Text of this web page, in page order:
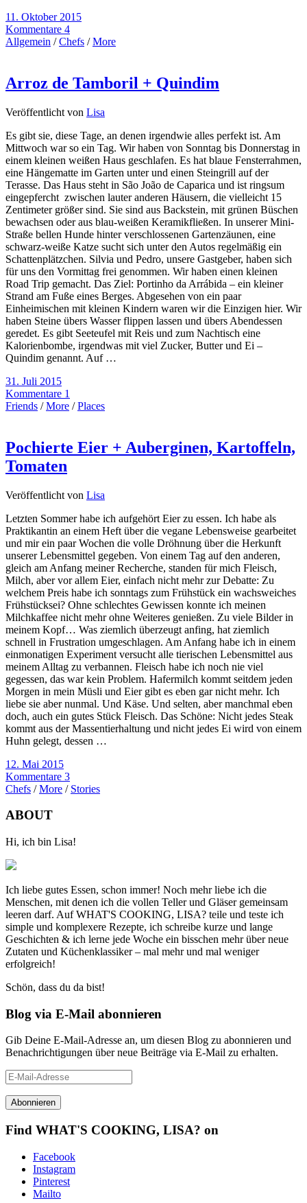
11. Oktober 2015
Kommentare 4
Allgemein /Chefs /More
Arroz de Tamboril + Quindim
Veröffentlicht von Lisa
Es gibt sie, diese Tage, an denen irgendwie alles perfekt ist. Am
Mittwoch war so ein Tag. Wir haben von Sonntag bis Donnerstag in
einem kleinen weißen Haus geschlafen. Es hat blaue Fensterrahmen,
eine Hängematte im Garten unter und einen Steingrill auf der
Terasse. Das Haus steht in São João de Caparica und ist ringsum
eingepfercht zwischen lauter anderen Häusern, die vielleicht 15
Zentimeter größer sind. Sie sind aus Backstein, mit grünen Büschen
bewachsen oder aus blau-weißen Keramikfließen. In unserer Mini-
Straße bellen Hunde hinter verschlossenen Gartenzäunen, eine
schwarz-weiße Katze sucht sich unter den Autos regelmäßig ein
Schattenplätzchen. Silvia und Pedro, unsere Gastgeber, haben sich
für uns den Vormittag frei genommen. Wir haben einen kleinen
Road Trip gemacht. Das Ziel: Portinho da Arrábida – ein kleiner
Strand am Fuße eines Berges. Abgesehen von ein paar
Einheimischen mit kleinen Kindern waren wir die Einzigen hier. Wir
haben Steine übers Wasser flippen lassen und übers Abendessen
geredet. Es gibt Seeteufel mit Reis und zum Nachtisch eine
Kalorienbombe, irgendwas mit viel Zucker, Butter und Ei –
Quindim genannt. Auf …
31. Juli 2015
Kommentare 1
Friends /More /Places
Pochierte Eier + Auberginen, Kartoffeln,
Tomaten
Veröffentlicht von Lisa
Letzten Sommer habe ich aufgehört Eier zu essen. Ich habe als
Praktikantin an einem Heft über die vegane Lebensweise gearbeitet
und mir ein paar Wochen die volle Dröhnung über die Herkunft
unserer Lebensmittel gegeben. Von einem Tag auf den anderen,
gleich am Anfang meiner Recherche, standen für mich Fleisch,
Milch, aber vor allem Eier, einfach nicht mehr zur Debatte: Zu
welchem Preis habe ich sonntags zum Frühstück ein wachsweiches
Frühstücksei? Ohne schlechtes Gewissen konnte ich meinen
Milchkaffee nicht mehr ohne Weiteres genießen. Zu viele Bilder in
meinem Kopf… Was ziemlich überzeugt anfing, hat ziemlich
schnell in Frustration umgeschlagen. Am Anfang habe ich in einem
einmonatigen Experiment versucht alle tierischen Lebensmittel aus
meinem Alltag zu verbannen. Fleisch habe ich noch nie viel
gegessen, das war kein Problem. Hafermilch kommt seitdem jeden
Morgen in mein Müsli und Eier gibt es eben gar nicht mehr. Ich
liebe sie aber nunmal. Und Käse. Und selten, aber manchmal eben
doch, auch ein gutes Stück Fleisch. Das Schöne: Nicht jedes Steak
kommt aus der Massentierhaltung und nicht jedes Ei wird von einem
Huhn gelegt, dessen …
12. Mai 2015
Kommentare 3
Chefs /More / Stories
ABOUT
Hi, ich bin Lisa!
Ich liebe gutes Essen, schon immer! Noch mehr liebe ich die
Menschen, mit denen ich die vollen Teller und Gläser gemeinsam
leeren darf. Auf WHAT'S COOKING, LISA? teile und teste ich
simple und komplexere Rezepte, ich schreibe kurze und lange
Geschichten & ich lerne jede Woche ein bisschen mehr über neue
Zutaten und Küchenklassiker – mal mehr und mal weniger
erfolgreich!
Schön, dass du da bist!
Blog via E-Mail abonnieren
Gib Deine E-Mail-Adresse an, um diesen Blog zu abonnieren und
Benachrichtigungen über neue Beiträge via E-Mail zu erhalten.
E-
Mail-
Adresse
Find WHAT'S COOKING, LISA? on
Facebook
Instagram
Pinterest
Mailto